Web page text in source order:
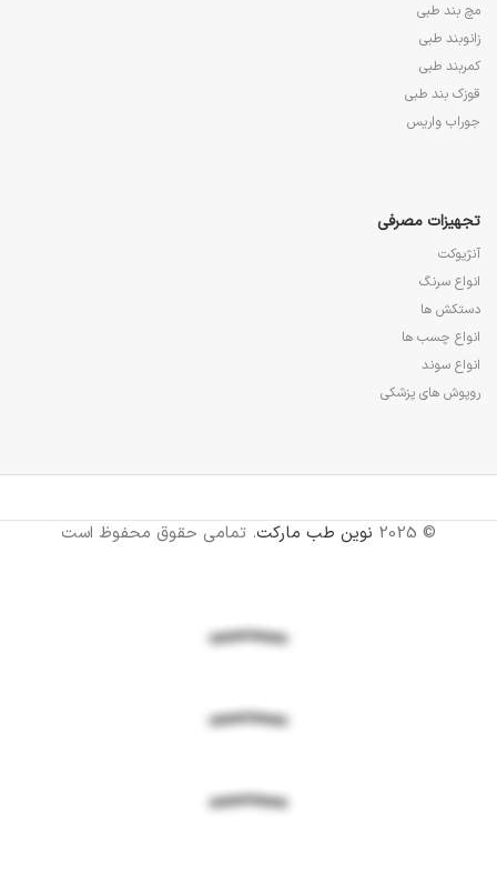
مچ بند طبی
زانوبند طبی
کمربند طبی
قوزک بند طبی
جوراب واریس
تجهیزات مصرفی
آنژیوکت
انواع سرنگ
دستکش ها
انواع چسب ها
انواع سوند
روپوش های پزشکی
© 2025 نوین طب مارکت. تمامی حقوق محفوظ است